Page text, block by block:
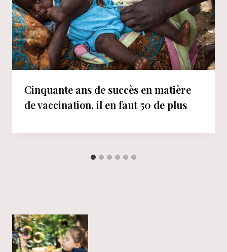
Cinquante ans de succès en matière
de vaccination, il en faut 50 de plus